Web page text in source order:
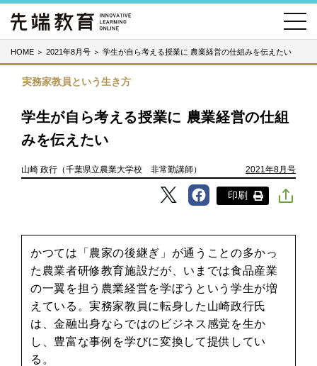
HOME ＞ 2021年8月号 ＞ 学生が自ら考える授業に 農業経営の仕組みを伝えたい
実務家教員という生き方
学生が自ら考える授業に 農業経営の仕組
みを伝えたい
山崎 政行（千葉県立農業大学校 非常勤講師） 2021年8月号
印刷
かつては「農家の後継ぎ」が通うことの多かっ
た農業者研修教育施設だが、いまでは食品産業
の一翼を担う農業経営を学ぼうという学生が増
えている。実務家教員に転身した山崎政行氏
は、金融出身ならではのビジネス感覚を生か
し、豊富な事例を学びに変換して提供してい
る。